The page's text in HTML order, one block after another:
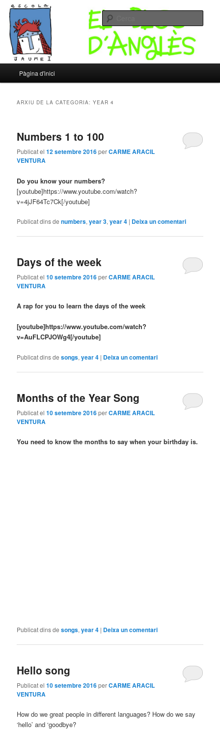
Escola Jaume I – Bloc d'Anglès
Un altre bloc d’XTECBlocs
principal
Aneu
principal
Aneu
secundari
Pàgina d'inici
ARXIU DE LA CATEGORIA:YEAR 4
Numbers 1 to 100
Publicat el12 setembre 2016perCARME ARACIL
VENTURA
Do you know your numbers?
[youtube]https://www.youtube.com/watch?
v=4jJF64Tc7Ck[/youtube]
Publicat dins de numbers,year 3,year 4 | Deixa un comentari
Days of the week
Publicat el10 setembre 2016perCARME ARACIL
VENTURA
A rap for you to learn the days of the week
[youtube]https://www.youtube.com/watch?
v=AuFLCPJOWg4[/youtube]
Publicat dins de songs,year 4 | Deixa un comentari
Months of the Year Song
Publicat el10 setembre 2016perCARME ARACIL
VENTURA
You need to know the months to say when your birthday is.
Publicat dins de songs,year 4 | Deixa un comentari
Hello song
Publicat el10 setembre 2016perCARME ARACIL
VENTURA
How do we great people in different languages? How do we say
‘hello’ and ‘goodbye?